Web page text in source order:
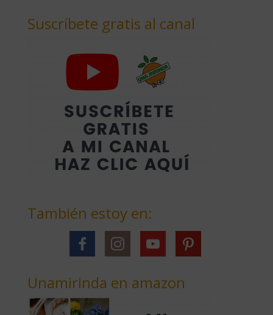
Suscríbete gratis al canal
También estoy en:
Unamirinda en amazon